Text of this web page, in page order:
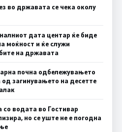
во државата се чека околу
дата центар ќе биде
моќност и ќе служи
на државата
почна одбележувањето
загинувањето на десетте
со водата во Гостивар
но се уште не е погодна